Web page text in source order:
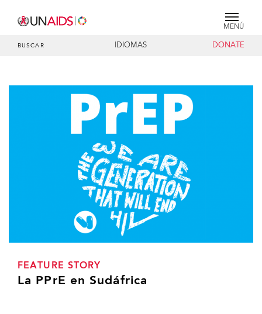
MENÚ
BUSCAR IDIOMAS DONATE
FEATURE STORY
La PPrE en Sudáfrica